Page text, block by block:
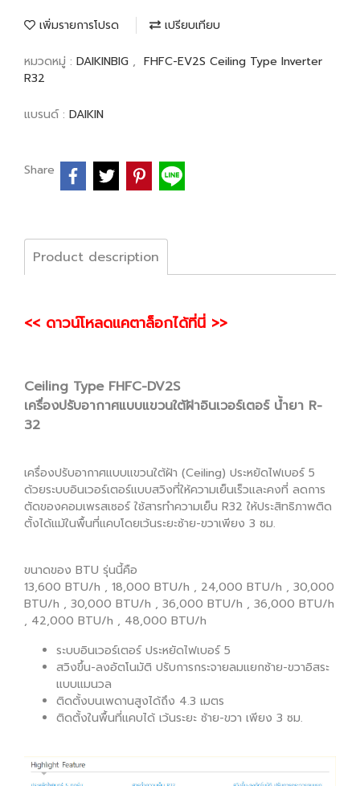
เพิ่มรายการโปรด เปรียบเทียบ
หมวดหมู่ : DAIKINBIG , FHFC-EV2S Ceiling Type Inverter
R32
แบรนด์ : DAIKIN
Share
Product description
<< ดาวน์โหลดแคตาล็อกได้ที่นี่ >>
Ceiling Type FHFC-DV2S
เครื่องปรับอากาศแบบแขวนใต้ฝ้าอินเวอร์เตอร์ น้ำยา R-
32
เครื่องปรับอากาศแบบแขวนใต้ฝ้า (Ceiling) ประหยัดไฟเบอร์ 5
ด้วยระบบอินเวอร์เตอร์แบบสวิงที่ให้ความเย็นเร็วและคงที่ ลดการ
ตัดของคอมเพรสเซอร์ ใช้สารทำความเย็น R32 ให้ประสิทธิภาพติด
ตั้งได้แม้ในพื้นที่แคบโดยเว้นระยะซ้าย-ขวาเพียง 3 ซม.
ขนาดของ BTU รุ่นนี้คือ
13,600 BTU/h , 18,000 BTU/h , 24,000 BTU/h , 30,000
BTU/h , 30,000 BTU/h , 36,000 BTU/h , 36,000 BTU/h
, 42,000 BTU/h , 48,000 BTU/h
ระบบอินเวอร์เตอร์ ประหยัดไฟเบอร์ 5
สวิงขึ้น-ลงอัตโนมัติ ปรับการกระจายลมแยกซ้าย-ขวาอิสระ
แบบแมนวล
ติดตั้งบนเพดานสูงได้ถึง 4.3 เมตร
ติดตั้งในพื้นที่แคบได้ เว้นระยะ ซ้าย-ขวา เพียง 3 ซม.